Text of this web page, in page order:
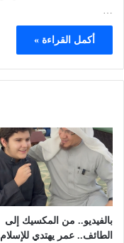
…
أكمل القراءة »
بالفيديو.. من المكسيك إلى
الطائف.. عمر يهتدي للإسلام